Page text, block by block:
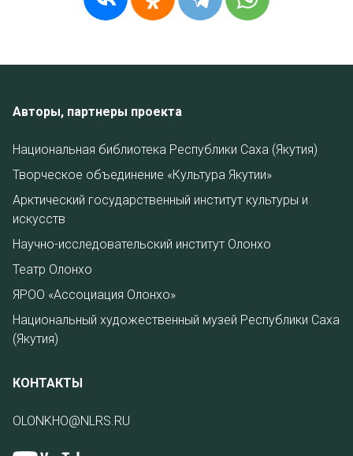
Авторы, партнеры проекта
Национальная библиотека Республики Саха (Якутия)
Творческое объединение «Культура Якутии»
Арктический государственный институт культуры и
искусств
Научно-исследовательский институт Олонхо
Театр Олонхо
ЯРОО «Ассоциация Олонхо»
Национальный художественный музей Республики Саха
(Якутия)
КОНТАКТЫ
OLONKHO@NLRS.RU